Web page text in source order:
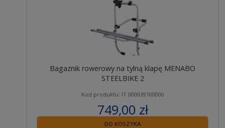
Bagaznik rowerowy na tylną klapę MENABO
STEELBIKE 2
Kod produktu: IT 000039100000
749,00 zł
zawiera 23% VAT
DO KOSZYKA